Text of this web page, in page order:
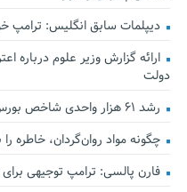
دیپلمات سابق انگلیس:‌ ترامپ
ارائه گزارش وزیر علوم درباره
دولت
رشد ۶۱ هزار واحدی شاخص بورس
چگونه مواد روان‌گردان، خاطره
فارن پالسی: ترامپ توجیهی برای